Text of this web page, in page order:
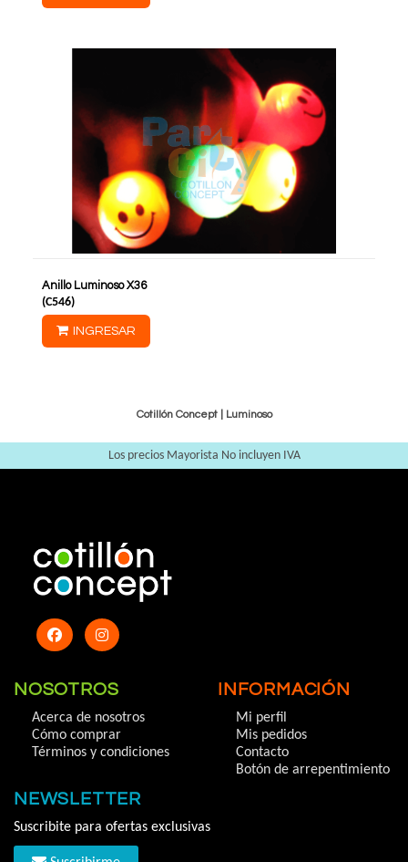
Anillo Luminoso X36
(C546)
INGRESAR
Cotillón Concept | Luminoso
Los precios Mayorista No incluyen IVA
NOSOTROS
Acerca de nosotros
Cómo comprar
Términos y condiciones
INFORMACIÓN
Mi perfil
Mis pedidos
Contacto
Botón de arrepentimiento
NEWSLETTER
Suscribite para ofertas exclusivas